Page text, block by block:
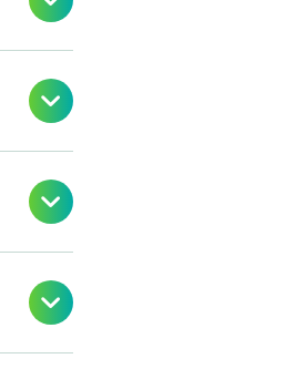


